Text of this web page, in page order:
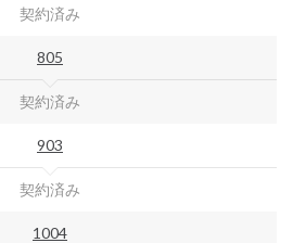
契約済み
805
契約済み
903
契約済み
1004